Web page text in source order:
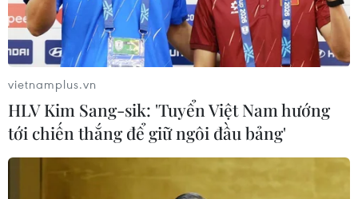
Sập nhà ở Ấn Độ, 6 người thương vong,
vietnamplus.vn
HLV Kim Sang-sik: 'Tuyển Việt Nam hướng
tới chiến thắng để giữ ngôi đầu bảng'